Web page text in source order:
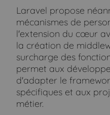
Laravel propose
mécanismes de
l'extension du cœur
la création de
surcharge des
permet aux
d'adapter le
spécifiques et aux
métier.